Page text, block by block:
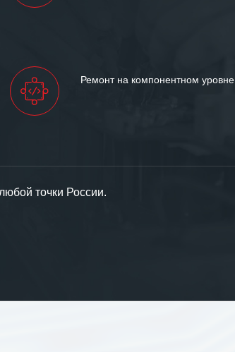
Ремонт на компонентном уровне
точки России.